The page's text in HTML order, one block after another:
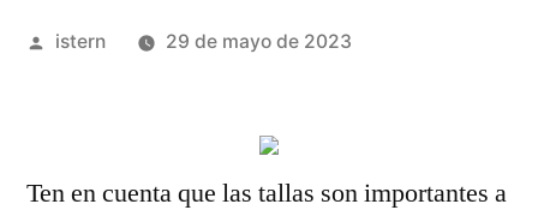
Publicado
istern 29 de mayo de 2023
Ten en cuenta que las tallas son importantes a